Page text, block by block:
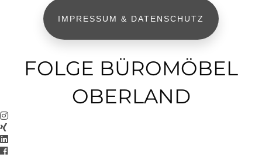
IMPRESSUM & DATENSCHUTZ
FOLGE BÜROMÖBEL
OBERLAND